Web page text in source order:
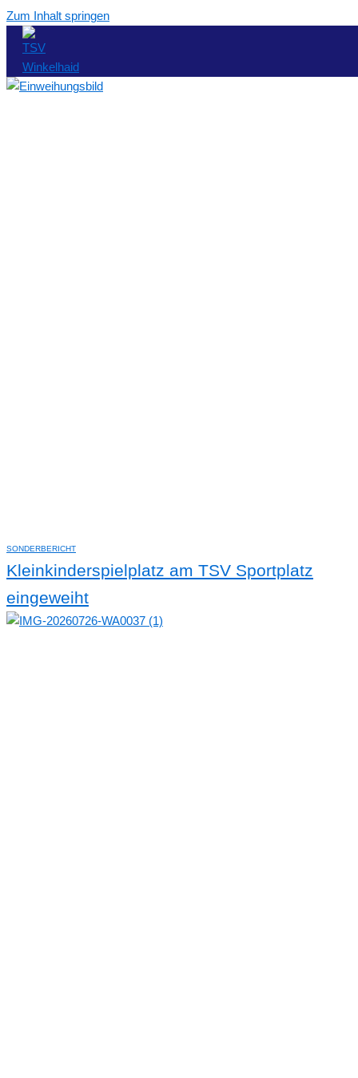
Zum Inhalt springen
SONDERBERICHT
Kleinkinderspielplatz am TSV Sportplatz
eingeweiht